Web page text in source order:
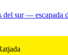
del sur — escapada